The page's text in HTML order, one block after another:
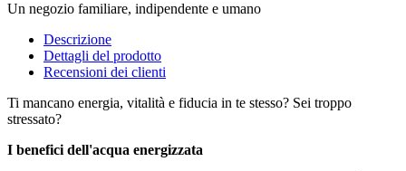
Un negozio familiare, indipendente e umano
Descrizione
Dettagli del prodotto
Recensioni dei clienti
Ti mancano energia, vitalità e fiducia in te stesso? Sei troppo
stressato?
I benefici dell'acqua energizzata